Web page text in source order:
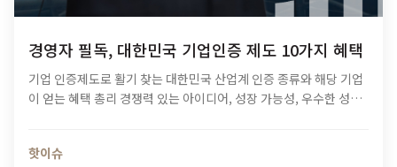
경영자 필독, 대한민국 기업인증 제도 10가지 혜택
기업 인증제도로 활기 찾는 대한민국 산업계 인증 종류와 해당 기업
이 얻는 혜택 총리 경쟁력 있는 아이디어, 성장 가능성, 우수한 성과
핫이슈